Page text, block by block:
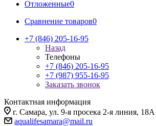
Отложенные0
Сравнение товаров0
+7 (846) 205-16-95
Назад
Телефоны
+7 (846) 205-16-95
+7 (987) 955-16-95
Заказать звонок
Контактная информация
г. Самара, ул. 9-я просека 2-я линия, 18А
aqualifesamara@mail.ru